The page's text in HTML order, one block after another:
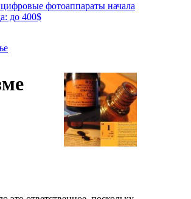
фотоаппараты начала
до 400$